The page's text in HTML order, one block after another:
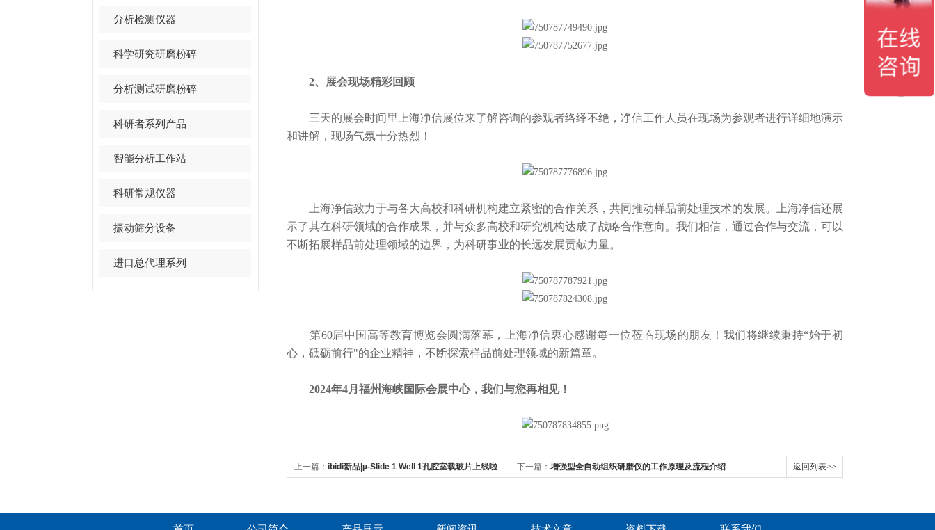
分析检测仪器
科学研究研磨粉碎
分析测试研磨粉碎
科研者系列产品
智能分析工作站
科研常规仪器
振动筛分设备
进口总代理系列
2、展会现场精彩回顾
三天的展会时间里上海净信展位来了解咨询的参观者络绎不绝，净信工作人员在现场为参观者进行详细地演示
和讲解，现场气氛十分热烈！
上海净信致力于与各大高校和科研机构建立紧密的合作关系，共同推动样品前处理技术的发展。上海净信还展
示了其在科研领域的合作成果，并与众多高校和研究机构达成了战略合作意向。我们相信，通过合作与交流，可以
不断拓展样品前处理领域的边界，为科研事业的长远发展贡献力量。
第60届中国高等教育博览会圆满落幕，上海净信衷心感谢每一位莅临现场的朋友！我们将继续秉持“始于初
心，砥砺前行"的企业精神，不断探索样品前处理领域的新篇章。
2024年4月福州海峡国际会展中心，我们与您再相见！
上一篇： ibidi新品|µ-Slide 1 Well 1孔腔室载玻片上线啦 下一篇： 增强型全自动组织研磨仪的工作原理及流程介绍 返回列表>>